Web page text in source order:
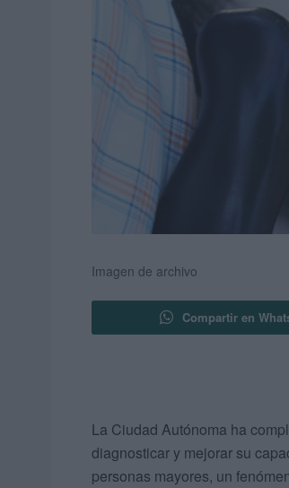
Imagen de archivo
Compartir en
La Ciudad Autónoma ha
diagnosticar y mejorar su
personas mayores, un